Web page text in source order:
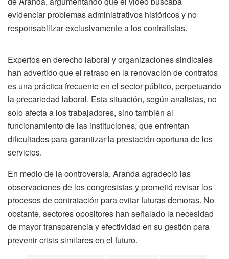
evidenciar problemas administrativos históricos y no
responsabilizar exclusivamente a los contratistas.
Expertos en derecho laboral y organizaciones sindicales
han advertido que el retraso en la renovación de contratos
es una práctica frecuente en el sector público, perpetuando
la precariedad laboral. Esta situación, según analistas, no
solo afecta a los trabajadores, sino también al
funcionamiento de las instituciones, que enfrentan
dificultades para garantizar la prestación oportuna de los
servicios.
En medio de la controversia, Aranda agradeció las
observaciones de los congresistas y prometió revisar los
procesos de contratación para evitar futuras demoras. No
obstante, sectores opositores han señalado la necesidad
de mayor transparencia y efectividad en su gestión para
prevenir crisis similares en el futuro.